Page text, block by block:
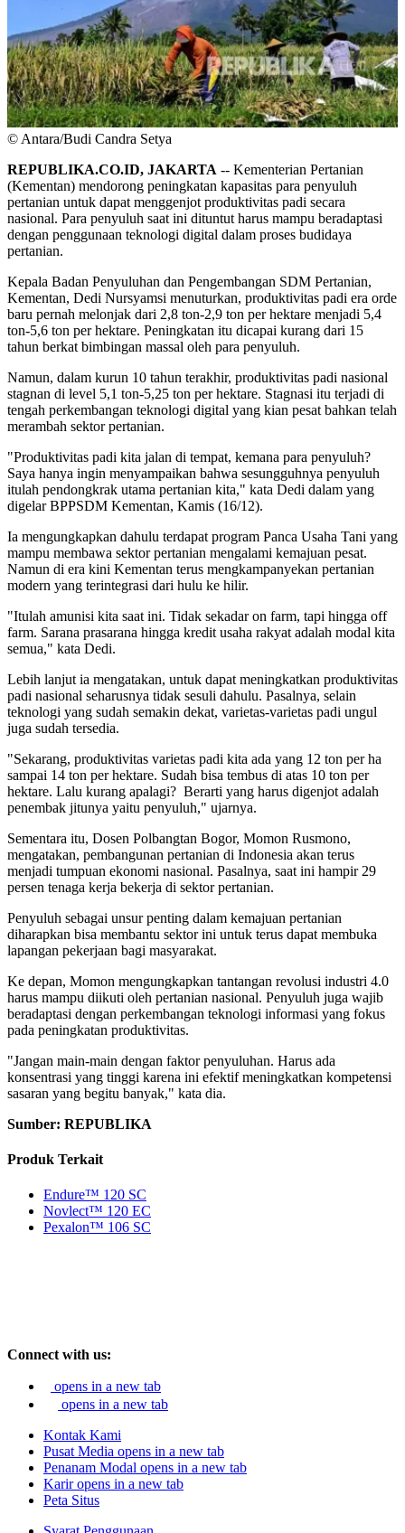
© Antara/Budi Candra Setya
REPUBLIKA.CO.ID, JAKARTA -- Kementerian Pertanian
(Kementan) mendorong peningkatan kapasitas para penyuluh
pertanian untuk dapat menggenjot produktivitas padi secara
nasional. Para penyuluh saat ini dituntut harus mampu beradaptasi
dengan penggunaan teknologi digital dalam proses budidaya
pertanian.
Kepala Badan Penyuluhan dan Pengembangan SDM Pertanian,
Kementan, Dedi Nursyamsi menuturkan, produktivitas padi era orde
baru pernah melonjak dari 2,8 ton-2,9 ton per hektare menjadi 5,4
ton-5,6 ton per hektare. Peningkatan itu dicapai kurang dari 15
tahun berkat bimbingan massal oleh para penyuluh.
Namun, dalam kurun 10 tahun terakhir, produktivitas padi nasional
stagnan di level 5,1 ton-5,25 ton per hektare. Stagnasi itu terjadi di
tengah perkembangan teknologi digital yang kian pesat bahkan telah
merambah sektor pertanian.
"Produktivitas padi kita jalan di tempat, kemana para penyuluh?
Saya hanya ingin menyampaikan bahwa sesungguhnya penyuluh
itulah pendongkrak utama pertanian kita," kata Dedi dalam yang
digelar BPPSDM Kementan, Kamis (16/12).
Ia mengungkapkan dahulu terdapat program Panca Usaha Tani yang
mampu membawa sektor pertanian mengalami kemajuan pesat.
Namun di era kini Kementan terus mengkampanyekan pertanian
modern yang terintegrasi dari hulu ke hilir.
"Itulah amunisi kita saat ini. Tidak sekadar on farm, tapi hingga off
farm. Sarana prasarana hingga kredit usaha rakyat adalah modal kita
semua," kata Dedi.
Lebih lanjut ia mengatakan, untuk dapat meningkatkan produktivitas
padi nasional seharusnya tidak sesuli dahulu. Pasalnya, selain
teknologi yang sudah semakin dekat, varietas-varietas padi ungul
juga sudah tersedia.
"Sekarang, produktivitas varietas padi kita ada yang 12 ton per ha
sampai 14 ton per hektare. Sudah bisa tembus di atas 10 ton per
hektare. Lalu kurang apalagi? Berarti yang harus digenjot adalah
penembak jitunya yaitu penyuluh," ujarnya.
Sementara itu, Dosen Polbangtan Bogor, Momon Rusmono,
mengatakan, pembangunan pertanian di Indonesia akan terus
menjadi tumpuan ekonomi nasional. Pasalnya, saat ini hampir 29
persen tenaga kerja bekerja di sektor pertanian.
Penyuluh sebagai unsur penting dalam kemajuan pertanian
diharapkan bisa membantu sektor ini untuk terus dapat membuka
lapangan pekerjaan bagi masyarakat.
Ke depan, Momon mengungkapkan tantangan revolusi industri 4.0
harus mampu diikuti oleh pertanian nasional. Penyuluh juga wajib
beradaptasi dengan perkembangan teknologi informasi yang fokus
pada peningkatan produktivitas.
"Jangan main-main dengan faktor penyuluhan. Harus ada
konsentrasi yang tinggi karena ini efektif meningkatkan kompetensi
sasaran yang begitu banyak," kata dia.
Sumber: REPUBLIKA
Produk Terkait
Endure™ 120 SC
Novlect™ 120 EC
Pexalon™ 106 SC
Connect with us:
opens in a new tab
opens in a new tab
Kontak Kami
Pusat Media opens in a new tab
Penanam Modal opens in a new tab
Karir opens in a new tab
Peta Situs